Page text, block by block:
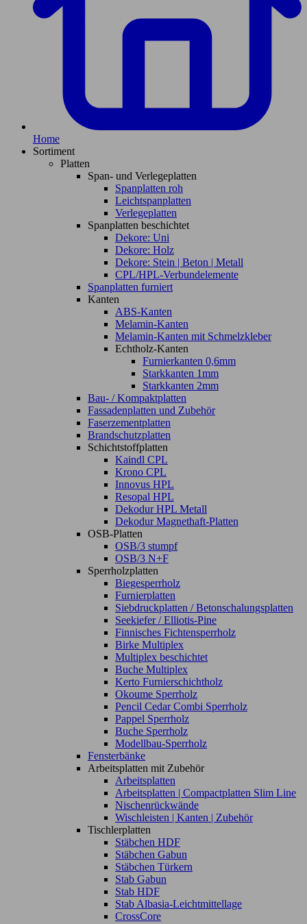
Home
Sortiment
Platten
Span- und Verlegeplatten
Spanplatten roh
Leichtspanplatten
Verlegeplatten
Spanplatten beschichtet
Dekore: Uni
Dekore: Holz
Dekore: Stein | Beton | Metall
CPL/HPL-Verbundelemente
Spanplatten furniert
Kanten
ABS-Kanten
Melamin-Kanten
Melamin-Kanten mit Schmelzkleber
Echtholz-Kanten
Furnierkanten 0,6mm
Starkkanten 1mm
Starkkanten 2mm
Bau- / Kompaktplatten
Fassadenplatten und Zubehör
Faserzementplatten
Brandschutzplatten
Schichtstoffplatten
Kaindl CPL
Krono CPL
Innovus HPL
Resopal HPL
Dekodur HPL Metall
Dekodur Magnethaft-Platten
OSB-Platten
OSB/3 stumpf
OSB/3 N+F
Sperrholzplatten
Biegesperrholz
Furnierplatten
Siebdruckplatten / Betonschalungsplatten
Seekiefer / Elliotis-Pine
Finnisches Fichtensperrholz
Birke Multiplex
Multiplex beschichtet
Buche Multiplex
Kerto Furnierschichtholz
Okoume Sperrholz
Pencil Cedar Combi Sperrholz
Pappel Sperrholz
Buche Sperrholz
Modellbau-Sperrholz
Fensterbänke
Arbeitsplatten mit Zubehör
Arbeitsplatten
Arbeitsplatten | Compactplatten Slim Line
Nischenrückwände
Wischleisten | Kanten | Zubehör
Tischlerplatten
Stäbchen HDF
Stäbchen Gabun
Stäbchen Türkern
Stab Gabun
Stab HDF
Stab Albasia-Leichtmittellage
CrossCore